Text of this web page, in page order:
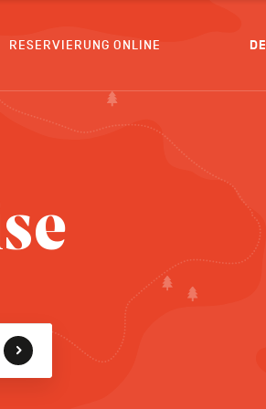
RESERVIERUNG ONLINE DE
BESTÄTIGEN